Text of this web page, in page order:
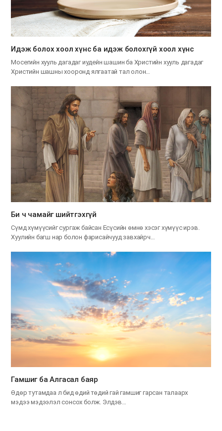
Идэж болох хоол хүнс ба идэж болохгүй хоол хүнс
Мосегийн хууль дагадаг иудейн шашин ба Христийн хууль дагадаг
Христийн шашны хооронд ялгаатай тал олон…
Би ч чамайг шийтгэхгүй
Сүмд хүмүүсийг сургаж байсан Есүсийн өмнө хэсэг хүмүүс ирэв.
Хуулийн багш нар болон фарисайчууд завхайрч…
Гамшиг ба Алгасал баяр
Өдөр тутамдаа л бид өдий төдий гай гамшиг гарсан талаарх
мэдээ мэдээлэл сонсох болж. Элдэв…